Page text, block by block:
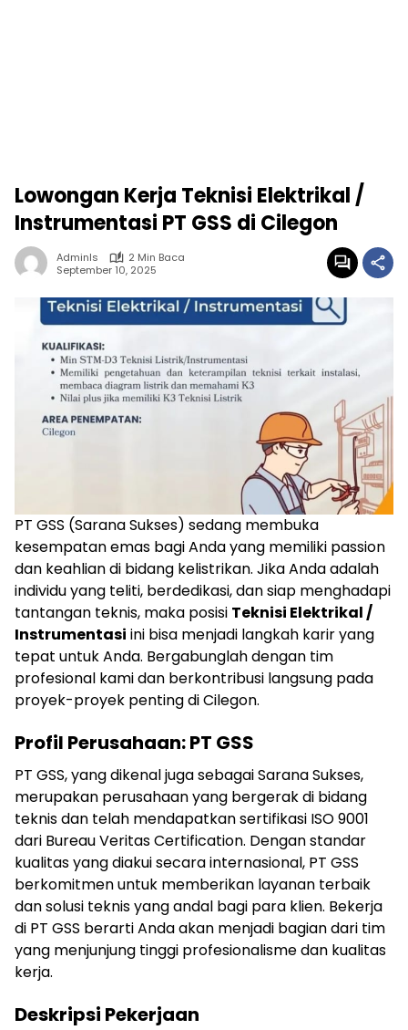
Lowongan Kerja Teknisi Elektrikal /
Instrumentasi PT GSS di Cilegon
Adminls
2 Min Baca
September 10, 2025
PT GSS (Sarana Sukses) sedang membuka
kesempatan emas bagi Anda yang memiliki passion
dan keahlian di bidang kelistrikan. Jika Anda adalah
individu yang teliti, berdedikasi, dan siap menghadapi
tantangan teknis, maka posisi Teknisi Elektrikal /
Instrumentasi ini bisa menjadi langkah karir yang
tepat untuk Anda. Bergabunglah dengan tim
profesional kami dan berkontribusi langsung pada
proyek-proyek penting di Cilegon.
Profil Perusahaan: PT GSS
PT GSS, yang dikenal juga sebagai Sarana Sukses,
merupakan perusahaan yang bergerak di bidang
teknis dan telah mendapatkan sertifikasi ISO 9001
dari Bureau Veritas Certification. Dengan standar
kualitas yang diakui secara internasional, PT GSS
berkomitmen untuk memberikan layanan terbaik
dan solusi teknis yang andal bagi para klien. Bekerja
di PT GSS berarti Anda akan menjadi bagian dari tim
yang menjunjung tinggi profesionalisme dan kualitas
kerja.
Deskripsi Pekerjaan